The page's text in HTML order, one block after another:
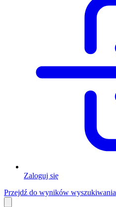
Zaloguj się
Przejdź do wyników wyszukiwania